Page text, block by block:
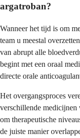
argatroban?
Wanneer het tijd is om
team u meestal
van abrupt alle
begint met een oraal
directe orale
Het overgangsproces
verschillende medicijnen
om therapeutische
de juiste manier